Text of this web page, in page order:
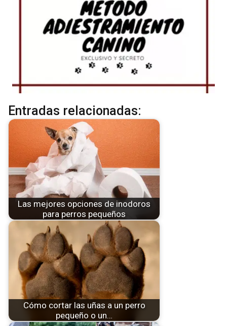
Entradas relacionadas:
Las mejores opciones de inodoros
para perros pequeños
Cómo cortar las uñas a un perro
pequeño o un…